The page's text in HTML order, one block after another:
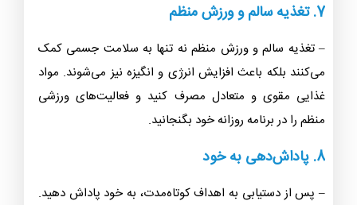
7. تغذیه سالم و ورزش منظم
– تغذیه سالم و ورزش منظم نه تنها به سلامت جسمی کمک
می‌کنند بلکه باعث افزایش انرژی و انگیزه نیز می‌شوند. مواد
غذایی مقوی و متعادل مصرف کنید و فعالیت‌های ورزشی
منظم را در برنامه روزانه خود بگنجانید.
8. پاداش‌دهی به خود
– پس از دستیابی به اهداف کوتاه‌مدت، به خود پاداش دهید.